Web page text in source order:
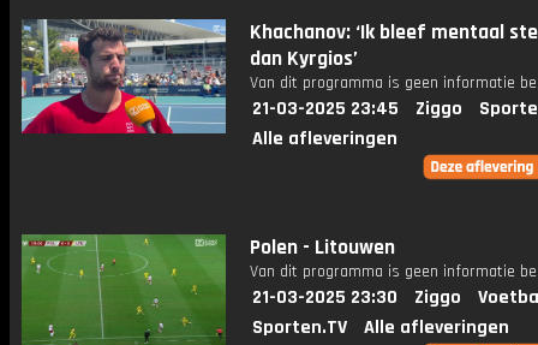
Khachanov: ‘Ik bleef mentaal
dan Kyrgios’
Van dit programma is geen informatie
21-03-2025 23:45 Ziggo
Alle afleveringen
Polen - Litouwen
Van dit programma is geen informatie
21-03-2025 23:30 Ziggo
Sporten.TV
Alle afleveringen